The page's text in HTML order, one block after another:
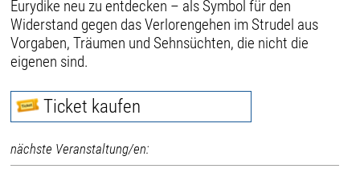
Eurydike neu zu entdecken – als Symbol für den
Widerstand gegen das Verlorengehen im Strudel aus
Vorgaben, Träumen und Sehnsüchten, die nicht die
eigenen sind.
Ticket kaufen
nächste Veranstaltung/en: